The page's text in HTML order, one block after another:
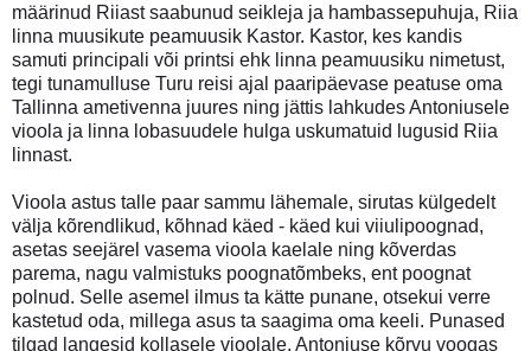
määrinud Riiast saabunud seikleja ja hambassepuhuja, Riia
linna muusikute peamuusik Kastor. Kastor, kes kandis
samuti principali või printsi ehk linna peamuusiku nimetust,
tegi tunamulluse Turu reisi ajal paaripäevase peatuse oma
Tallinna ametivenna juures ning jättis lahkudes Antoniusele
vioola ja linna lobasuudele hulga uskumatuid lugusid Riia
linnast.
Vioola astus talle paar sammu lähemale, sirutas külgedelt
välja kõrendlikud, kõhnad käed - käed kui viiulipoognad,
asetas seejärel vasema vioola kaelale ning kõverdas
parema, nagu valmistuks poognatõmbeks, ent poognat
polnud. Selle asemel ilmus ta kätte punane, otsekui verre
kastetud oda, millega asus ta saagima oma keeli. Punased
tilgad langesid kollasele vioolale. Antoniuse kõrvu voogas